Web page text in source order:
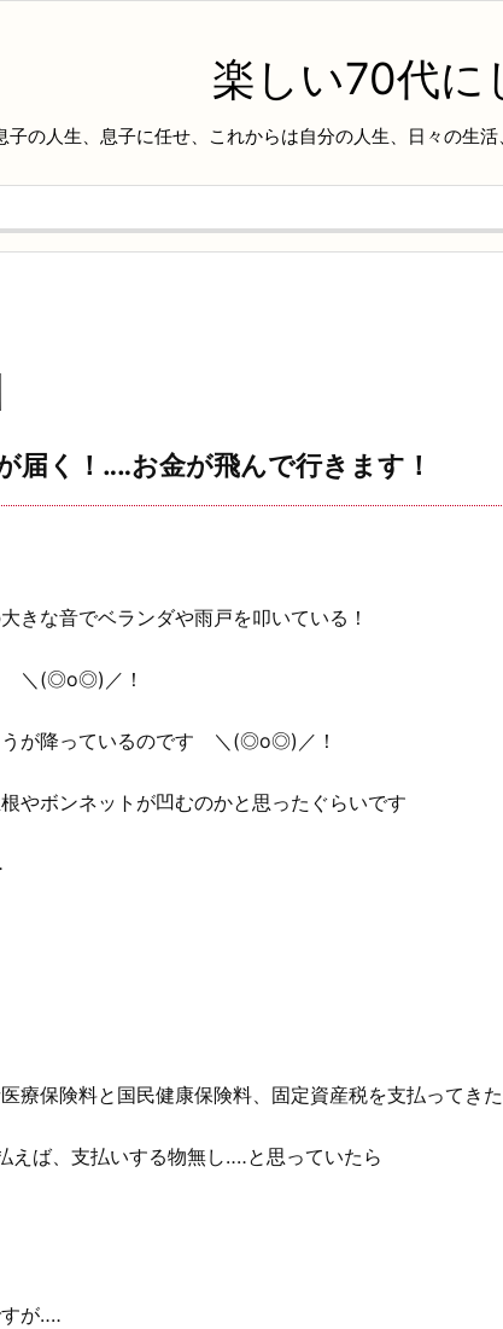
楽しい70代に
子の人生、息子に任せ、これからは自分の人生、日々の生
届く！‥‥お金が飛んで行きます！
きな音でベランダや雨戸を叩いている！
＼(◎o◎)／！
うが降っているのです ＼(◎o◎)／！
やボンネットが凹むのかと思ったぐらいです
療保険料と国民健康保険料、固定資産税を支払ってきた
えば、支払いする物無し‥‥と思っていたら
が‥‥